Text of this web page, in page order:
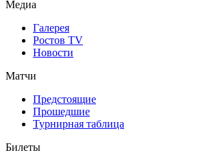
Медиа
Галерея
Ростов TV
Новости
Матчи
Предстоящие
Прошедшие
Турнирная таблица
Билеты